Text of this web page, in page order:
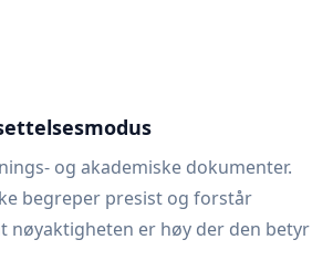
og akademiske dokumenter.
begreper presist og forstår
nøyaktigheten er høy der den betyr